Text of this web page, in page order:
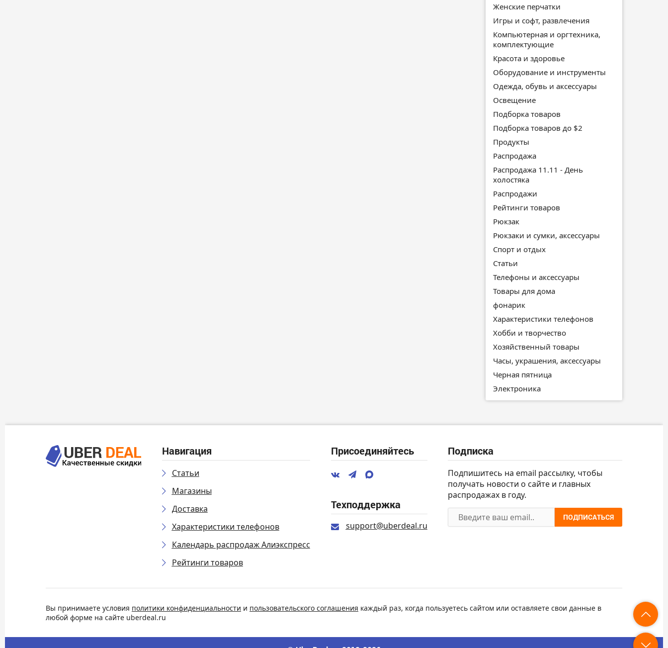
Женские перчатки
Игры и софт, развлечения
Компьютерная и оргтехника,
комплектующие
Красота и здоровье
Оборудование и инструменты
Одежда, обувь и аксессуары
Освещение
Подборка товаров
Подборка товаров до $2
Продукты
Распродажа
Распродажа 11.11 - День
холостяка
Распродажи
Рейтинги товаров
Рюкзак
Рюкзаки и сумки, аксессуары
Спорт и отдых
Статьи
Телефоны и аксессуары
Товары для дома
фонарик
Характеристики телефонов
Хобби и творчество
Хозяйственный товары
Часы, украшения, аксессуары
Черная пятница
Электроника
Навигация
Статьи
Магазины
Доставка
Характеристики телефонов
Календарь распродаж Алиэкспресс
Рейтинги товаров
Присоединяйтесь
Техподдержка
support@uberdeal.ru
Подписка
Подпишитесь на email рассылку, чтобы
получать новости о сайте и главных
распродажах в году.
ПОДПИСАТЬСЯ
Вы принимаете условия политики конфиденциальности и пользовательского соглашения каждый раз, когда пользуетесь сайтом или оставляете свои данные в
любой форме на сайте uberdeal.ru